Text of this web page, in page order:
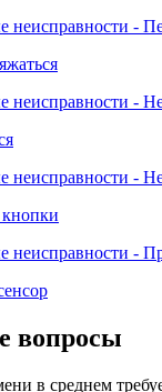
вопросы
в среднем